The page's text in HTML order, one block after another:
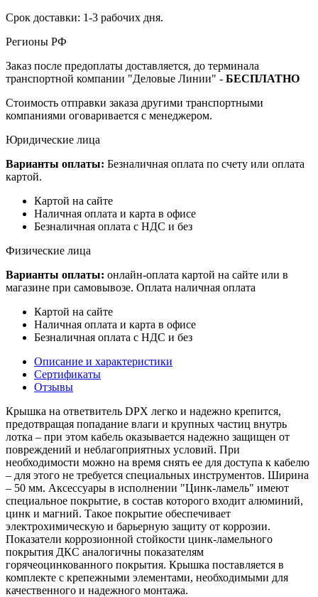
Срок доставки: 1-3 рабочих дня.
Регионы РФ
Заказ после предоплаты доставляется, до терминала
транспортной компании "Деловые Линии" - БЕСПЛАТНО
Стоимость отправки заказа другими транспортными
компаниями оговаривается с менеджером.
Юридические лица
Варианты оплаты: Безналичная оплата по счету или оплата
картой.
Картой на сайте
Наличная оплата и карта в офисе
Безналичная оплата с НДС и без
Физические лица
Варианты оплаты: онлайн-оплата картой на сайте или в
магазине при самовывозе. Оплата наличная оплата
Картой на сайте
Наличная оплата и карта в офисе
Безналичная оплата с НДС и без
Описание и характеристики
Сертификаты
Отзывы
Крышка на ответвитель DPX легко и надежно крепится,
предотвращая попадание влаги и крупных частиц внутрь
лотка – при этом кабель оказывается надежно защищен от
повреждений и неблагоприятных условий. При
необходимости можно на время снять ее для доступа к кабелю
– для этого не требуется специальных инструментов. Ширина
– 50 мм. Аксессуары в исполнении "Цинк-ламель" имеют
специальное покрытие, в состав которого входит алюминий,
цинк и магний. Такое покрытие обеспечивает
электрохимическую и барьерную защиту от коррозии.
Показатели коррозионной стойкости цинк-ламельного
покрытия ДКС аналогичны показателям
горячеоцинкованного покрытия. Крышка поставляется в
комплекте с крепежными элементами, необходимыми для
качественного и надежного монтажа.